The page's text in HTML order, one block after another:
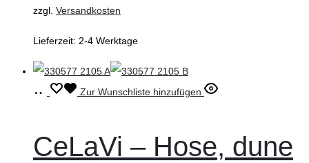
der
werden
zzgl. Versandkosten
Lieferzeit: 2-4 Werktage
Ausführung
Dieses
mehrere
Zur Wunschliste hinzufügen
CeLaVi – Hose, dune